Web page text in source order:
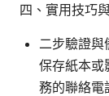
四、實用技巧
二步驗證與
保存紙本或
務的聯絡電